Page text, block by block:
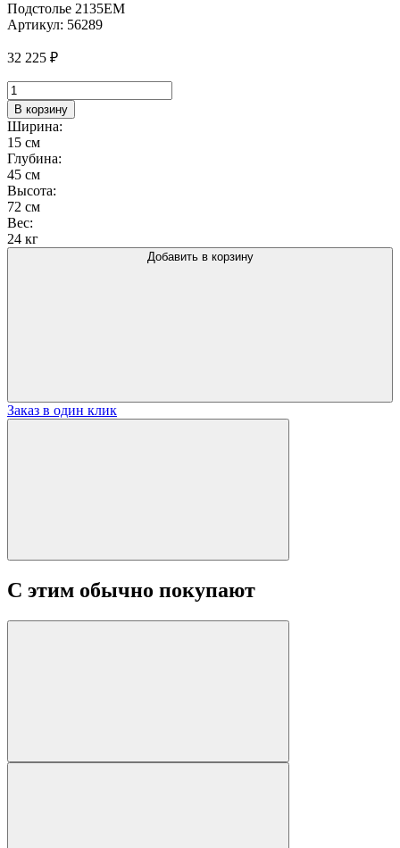
Подстолье 2135EM
Артикул: 56289
32 225 ₽
Количество
товара
Подстолье
2135EM
В корзину
Ширина:
15 см
Глубина:
45 см
Высота:
72 см
Вес:
24 кг
Добавить в корзину
Заказ в один клик
С этим обычно покупают